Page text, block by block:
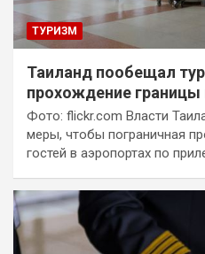
ТУРИЗМ
Таиланд пообещал
прохождение границы
Фото: flickr.com Власти
меры, чтобы пограничная
гостей в аэропортах по